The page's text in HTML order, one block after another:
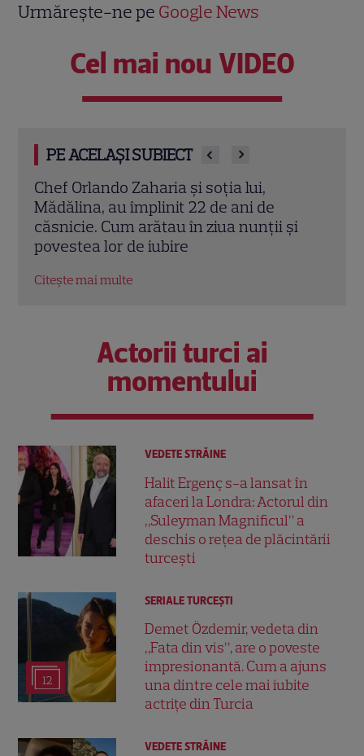
Urmărește-ne pe Google News
Cel mai nou VIDEO
PE ACELAȘI SUBIECT
Cine este Cosmin Curticăpean, soțul
Laurei Cosoi. Afaceri, vârstă și povestea
de iubire care durează de peste 10 ani
Actorii turci ai
momentului
VEDETE STRĂINE
Halit Ergenç s-a lansat în
afaceri la Londra: Actorul din
„Suleyman Magnificul” a
deschis o rețea de plăcintării
turcești
12
SERIALE TURCEŞTI
Demet Özdemir, vedeta din
„Fata din vis”, are o poveste
impresionantă. Cum a ajuns
una dintre cele mai iubite
actrițe din Turcia
VEDETE STRĂINE